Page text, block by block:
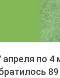
апреля по